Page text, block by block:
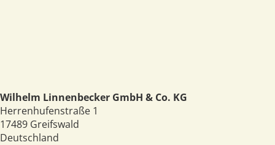
Wilhelm Linnenbecker GmbH & Co. KG
Herrenhufenstraße 1
17489 Greifswald
Deutschland